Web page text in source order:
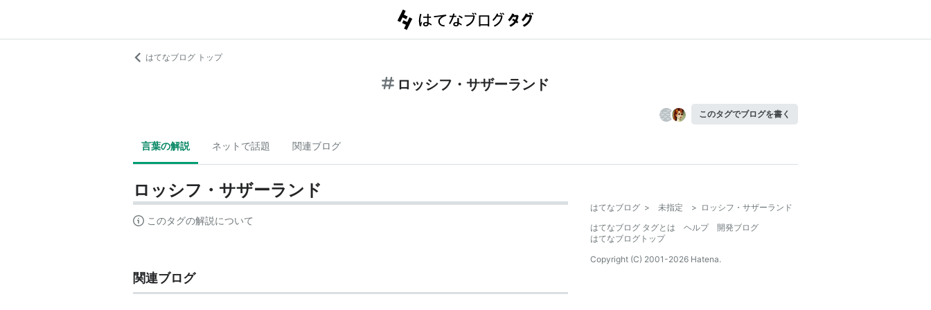
はてなブログ トップ
ロッシフ・サザーランド
このタグでブログを書く
言葉の解説 ネットで話題 関連ブログ
ロッシフ・サザーランド
このタグの解説について
関連ブログ
はてなブログ > 未指定 > ロッシフ・サザーランド
はてなブログ タグとは
ヘルプ
開発ブログ
はてなブログトップ
Copyright (C) 2001-2026 Hatena.